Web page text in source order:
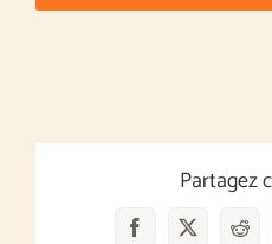
Partagez
Facebook
X